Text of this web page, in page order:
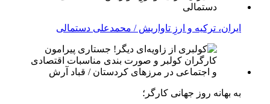
ایران، ترکیه و ارزِ تاواریش / محمدعلی دستمالی
به بهانه روز جهانی کارگر؛